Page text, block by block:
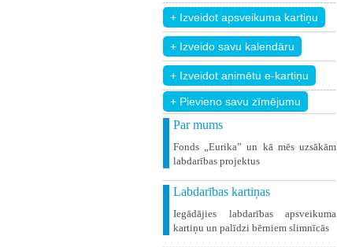
+ Pievieno savu zīmējumu
Par mums
Fonds „Eurika” un kā mēs uzsākām
labdarības projektus
Labdarības kartiņas
Iegādājies labdarības apsveikuma
kartiņu un palīdzi bērniem slimnīcās